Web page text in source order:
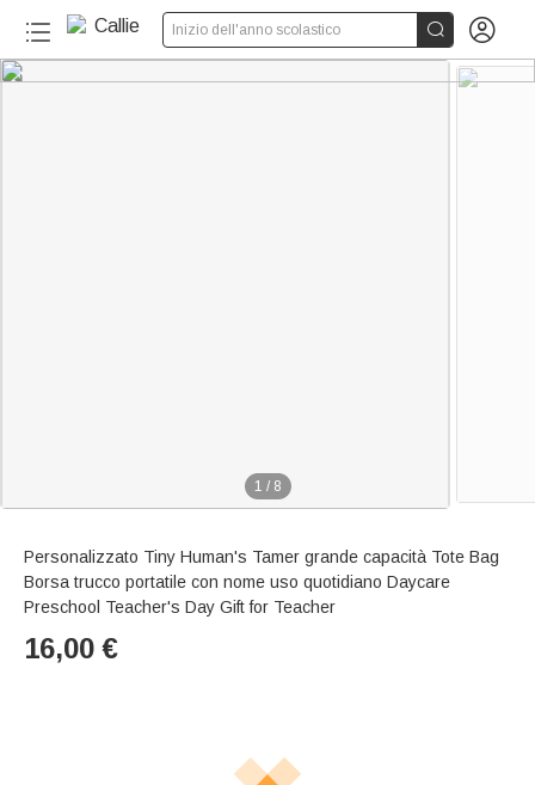
Inizio dell'anno scolastico  
1 / 8
Personalizzato Tiny Human's Tamer grande capacità Tote Bag
Borsa trucco portatile con nome uso quotidiano Daycare
Preschool Teacher's Day Gift for Teacher
16,00 €